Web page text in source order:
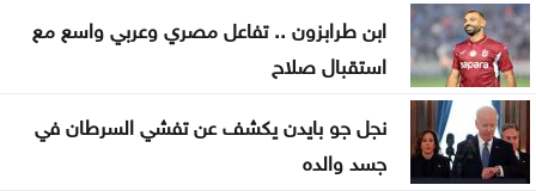
الجفاف يطال أكثر من ثلاثة أرباع مساحة انكلترا
كولومبيا تعلن الاعتراف بسيادة إسرائيل على الجولان
السوري المحتل
رئيس حكومة سبتة الإسبانية يدعو إلى احتجاز المهاجرين
ابن طرابزون .. تفاعل مصري وعربي واسع مع
استقبال صلاح
نجل جو بايدن يكشف عن تفشي السرطان في
جسد والده